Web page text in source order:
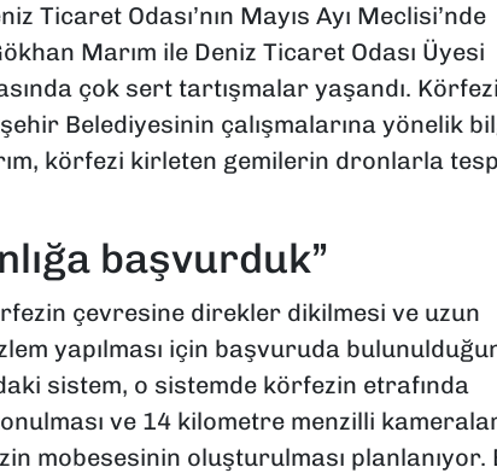
Ticaret Odası’nın Mayıs Ayı Meclisi’nde
Marım ile Deniz Ticaret Odası Üyesi
çok sert tartışmalar yaşandı.
Belediyesinin çalışmalarına yönelik
körfezi kirleten gemilerin dronlarla
başvurduk”
çevresine direkler dikilmesi ve uzun
yapılması için başvuruda
sistem, o sistemde körfezin etrafında
ve 14 kilometre menzilli
mobesesinin oluşturulması planlanıyor.